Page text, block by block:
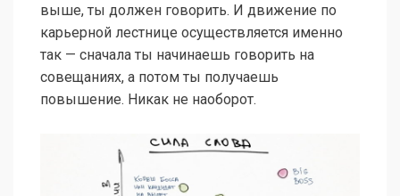
выше, ты должен говорить. И движение по
карьерной лестнице осуществляется именно
так — сначала ты начинаешь говорить на
совещаниях, а потом ты получаешь
повышение. Никак не наоборот.